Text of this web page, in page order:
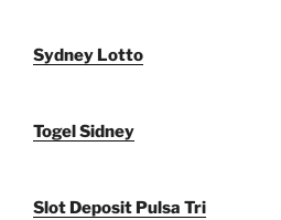
Sydney Lotto
Togel Sidney
Slot Deposit Pulsa Tri